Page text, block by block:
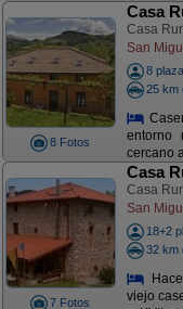
8 Fotos
Casa
Casa
San
8
25 km
entorno
cercano
7 Fotos
Casa
Casa
San
18+2
32 km
viejo